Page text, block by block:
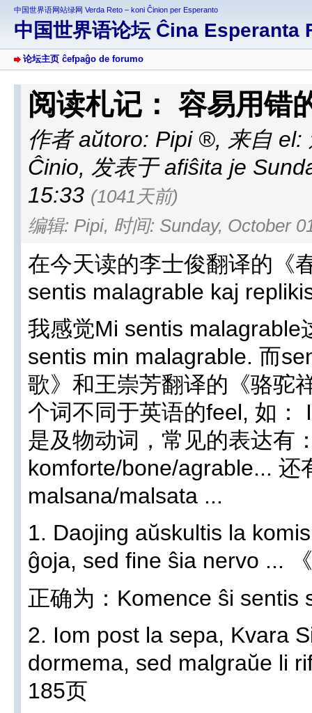
中国世界语网站绿网 Verda Reto – koni Ĉinion per Esperanto
中国世界语论坛 Ĉina Esperanta
论坛主页 ĉefpaĝo de forumo
阅读札记： 容易用错
作者 aŭtoro: Pipi , 来自 el:
Ĉinio, 发表于 afiŝita je
15:33 (1041天前)
编辑: Pipi, 时间: Sunday, October
在今天读的李士俊翻译的《
sentis malagrable kaj
我感觉Mi sentis malagrable
sentis min malagrable. 而
歌》和王崇芳翻译的《骆驼
个词不同于英语的feel, 如：
是及物动词，常见的表达有
komforte/bone/agrable... 还
malsana/malsata ...
1. Daojing aŭskultis la
ĝoja, sed fine ŝia nervo ...
正确为：Komence ŝi sentis
2. Iom post la sepa, Kvara
dormema, sed malgraŭe li
185页